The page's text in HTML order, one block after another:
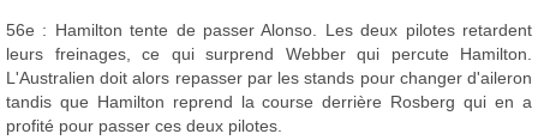
56e : Hamilton tente de passer Alonso. Les deux pilotes retardent
leurs freinages, ce qui surprend Webber qui percute Hamilton.
L'Australien doit alors repasser par les stands pour changer d'aileron
tandis que Hamilton reprend la course derrière Rosberg qui en a
profité pour passer ces deux pilotes.